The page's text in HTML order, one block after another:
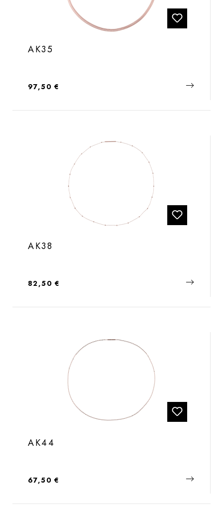
AK35
Regulärer Preis:
97,50 €
AK38
Regulärer Preis:
82,50 €
AK44
Regulärer Preis:
67,50 €